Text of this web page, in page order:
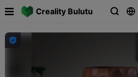
Creality Bulutu  
